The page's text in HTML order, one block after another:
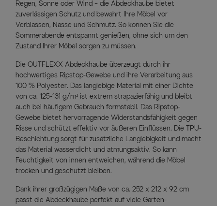
Regen, Sonne oder Wind – die Abdeckhaube bietet
zuverlässigen Schutz und bewahrt Ihre Möbel vor
Verblassen, Nässe und Schmutz. So können Sie die
Sommerabende entspannt genießen, ohne sich um den
Zustand Ihrer Möbel sorgen zu müssen.
Die OUTFLEXX Abdeckhaube überzeugt durch ihr
hochwertiges Ripstop-Gewebe und ihre Verarbeitung aus
100 % Polyester. Das langlebige Material mit einer Dichte
von ca. 125-131 g/m² ist extrem strapazierfähig und bleibt
auch bei häufigem Gebrauch formstabil. Das Ripstop-
Gewebe bietet hervorragende Widerstandsfähigkeit gegen
Risse und schützt effektiv vor äußeren Einflüssen. Die TPU-
Beschichtung sorgt für zusätzliche Langlebigkeit und macht
das Material wasserdicht und atmungsaktiv. So kann
Feuchtigkeit von innen entweichen, während die Möbel
trocken und geschützt bleiben.
Dank ihrer großzügigen Maße von ca. 252 x 212 x 92 cm
passt die Abdeckhaube perfekt auf viele Garten-